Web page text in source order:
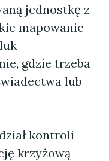
jednostkę z
mapowanie
gdzie trzeba
lub
kontroli
krzyżową